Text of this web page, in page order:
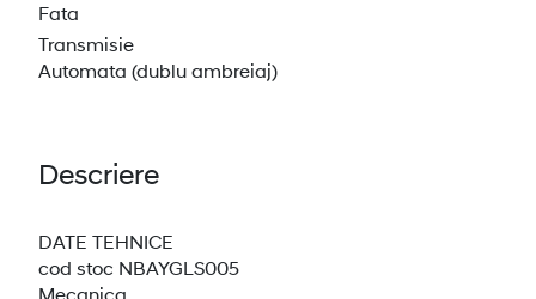
Fata
Transmisie
Automata (dublu ambreiaj)
Descriere
DATE TEHNICE
cod stoc NBAYGLS005
Mecanica